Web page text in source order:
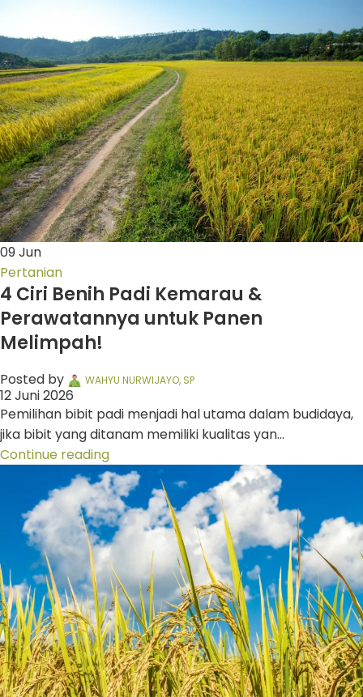
09Jun
Pertanian
4 Ciri Benih Padi Kemarau &
Perawatannya untuk Panen
Melimpah!
Posted by WAHYU NURWIJAYO, SP
12 Juni 2026
Pemilihan bibit padi menjadi hal utama dalam budidaya,
jika bibit yang ditanam memiliki kualitas yan...
Continue reading